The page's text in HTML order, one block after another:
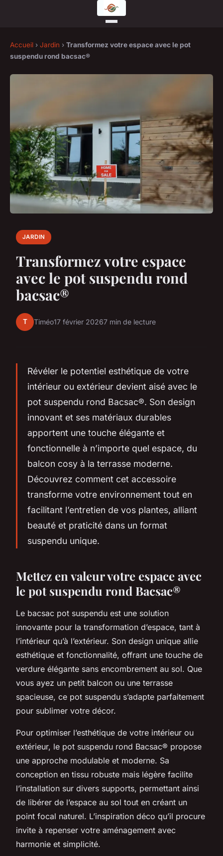
Accueil › Jardin › Transformez votre espace avec le pot
suspendu rond bacsac®
JARDIN
Transformez votre espace
avec le pot suspendu rond
bacsac®
T Timéo17 février 20267 min de lecture
Révéler le potentiel esthétique de votre
intérieur ou extérieur devient aisé avec le
pot suspendu rond Bacsac®. Son design
innovant et ses matériaux durables
apportent une touche élégante et
fonctionnelle à n’importe quel espace, du
balcon cosy à la terrasse moderne.
Découvrez comment cet accessoire
transforme votre environnement tout en
facilitant l’entretien de vos plantes, alliant
beauté et praticité dans un format
suspendu unique.
Mettez en valeur votre espace avec
le pot suspendu rond Bacsac®
Le bacsac pot suspendu est une solution
innovante pour la transformation d’espace, tant à
l’intérieur qu’à l’extérieur. Son design unique allie
esthétique et fonctionnalité, offrant une touche de
verdure élégante sans encombrement au sol. Que
vous ayez un petit balcon ou une terrasse
spacieuse, ce pot suspendu s’adapte parfaitement
pour sublimer votre décor.
Pour optimiser l’esthétique de votre intérieur ou
extérieur, le pot suspendu rond Bacsac® propose
une approche modulable et moderne. Sa
conception en tissu robuste mais légère facilite
l’installation sur divers supports, permettant ainsi
de libérer de l’espace au sol tout en créant un
point focal naturel. L’inspiration déco qu’il procure
invite à repenser votre aménagement avec
harmonie et simplicité.